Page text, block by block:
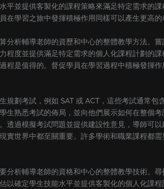
平並提供客製化的課程策略來滿足特定需求的
學習之旅中發揮積極作用同樣可以產生更高的
分析輔導老師的資歷和中心的整體教學方法。
程度並提供滿足特定需求的個人化課程計劃的
程是值得的。督促學員在學習過程中積極發揮
劃考試，例如 SAT 或 ACT，這些考試通常
生熟悉考試的佈局，並向他們展示如何在整個
透過模擬考試問題並提供建設性意見，導師可
實世界中都至關重要。許多學術和職業課程都
分析輔導老師的資格和中心的整體教學技術。
以確定學生技能水平並提供客製化的個人化課